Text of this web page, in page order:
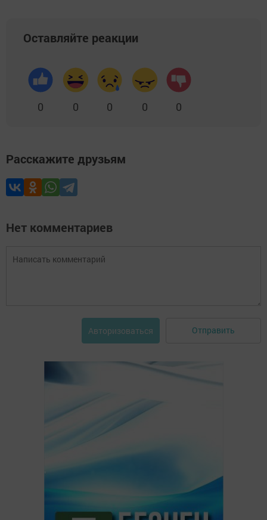
Оставляйте реакции
0 0 0 0 0
Расскажите друзьям
Нет комментариев
Авторизоваться Отправить